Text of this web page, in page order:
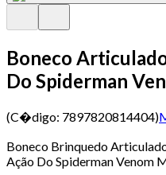
Boneco
Do Spiderman
(C�digo: 7897820814404)
Boneco Brinquedo
Ação Do Spiderman Venom